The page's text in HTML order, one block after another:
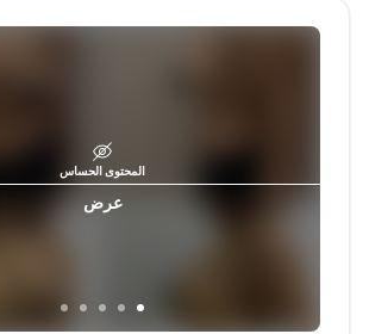
المحتوى الحساس
عرض